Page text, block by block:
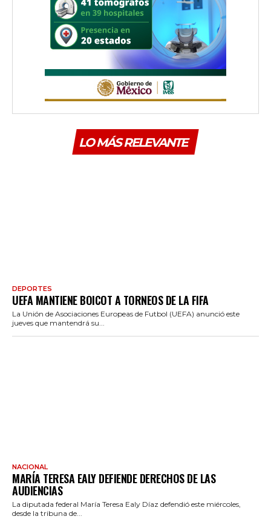
LO MÁS RELEVANTE
DEPORTES
UEFA MANTIENE BOICOT A TORNEOS DE LA FIFA
La Unión de Asociaciones Europeas de Futbol (UEFA) anunció este
jueves que mantendrá su...
NACIONAL
MARÍA TERESA EALY DEFIENDE DERECHOS DE LAS
AUDIENCIAS
La diputada federal María Teresa Ealy Díaz defendió este miércoles,
desde la tribuna de...